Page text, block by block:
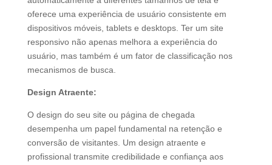
oferece uma experiência de usuário consistente em
dispositivos móveis, tablets e desktops. Ter um site
responsivo não apenas melhora a experiência do
usuário, mas também é um fator de classificação nos
mecanismos de busca.
Design Atraente:
O design do seu site ou página de chegada
desempenha um papel fundamental na retenção e
conversão de visitantes. Um design atraente e
profissional transmite credibilidade e confiança aos